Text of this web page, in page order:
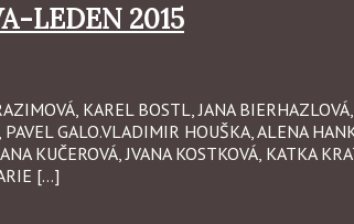
LEDEN 2015
KAREL BOSTL, JANA
GALO.VLADIMIR HOUŠKA, ALENA
KUČEROVÁ, JVANA KOSTKOVÁ, KATKA
[…]